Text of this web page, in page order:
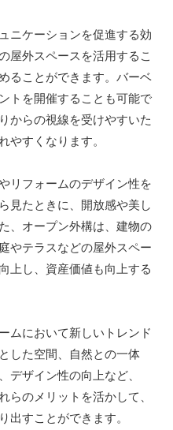
ニケーションを促進する効
屋外スペースを活用するこ
ることができます。バーベ
トを開催することも可能で
からの視線を受けやすいた
やすくなります。
リフォームのデザイン性を
見たときに、開放感や美し
、オープン外構は、建物の
やテラスなどの屋外スペー
上し、資産価値も向上する
ムにおいて新しいトレンド
した空間、自然との一体
デザイン性の向上など、
らのメリットを活かして、
出すことができます。